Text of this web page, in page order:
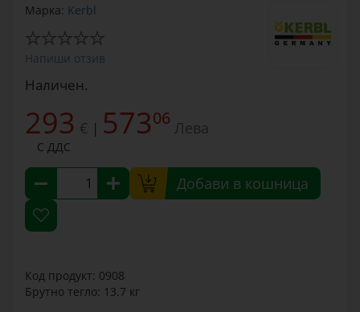
Марка: Kerbl
Напиши отзив
Наличен.
293 € | 57306 Лева
С ДДС
Добави в кошница
Код продукт: 0908
Брутно тегло: 13.7 кг